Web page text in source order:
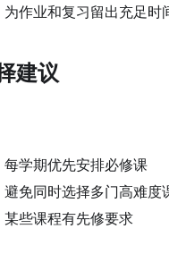
为作业和复习留出充足时
建议
每学期优先安排必修课
避免同时选择多门高难度
某些课程有先修要求